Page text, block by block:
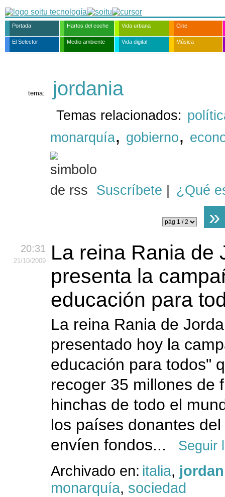
Portada Hartos del coche Vida urbana Cine
El Selector Medio ambiente Vida digital Música
tema: jordania
Temas relacionados:
monarquía, gobierno,
Suscríbete ¿Qué
»
20:31
21/10/2009
La reina Rania de
presenta la
educación para
La reina Rania de
presentado hoy la
educación para todos"
recoger 35 millones de
hinchas de todo el
los países donantes
envíen fondos...
Seguir
Archivado en: italia,
monarquía, sociedad